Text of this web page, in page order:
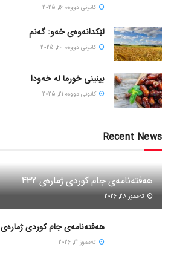
كانونی دووه‌م 16, 2025
لێکدانەوەی خەو: گەنم
كانونی دووه‌م 20, 2025
بینینی خورما لە خەودا
كانونی دووه‌م 21, 2025
Recent News
هەفتەنامەی جام کوردی ژمارەی 432
ته‌مموز 28, 2026
هەفتەنامەی جام کوردی ژمارەی 431
ته‌مموز 14, 2026